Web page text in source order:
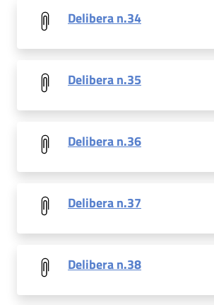
Delibera n.34
Delibera n.35
Delibera n.36
Delibera n.37
Delibera n.38